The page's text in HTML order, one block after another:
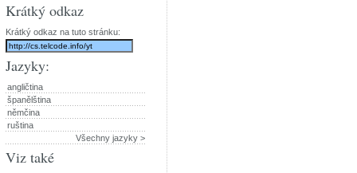
Krátký odkaz
Krátký odkaz na tuto stránku:
Jazyky:
angličtina
španělština
němčina
ruština
Všechny jazyky >
Viz také